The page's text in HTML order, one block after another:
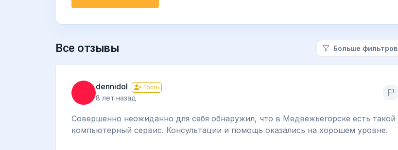
Все отзывы Больше фильтров
dennidol Гость
8 лет назад
Совершенно неожиданно для себя обнаружил, что в Медвежьегорске есть такой
компьютерный сервис. Консультации и помощь оказались на хорошем уровне.